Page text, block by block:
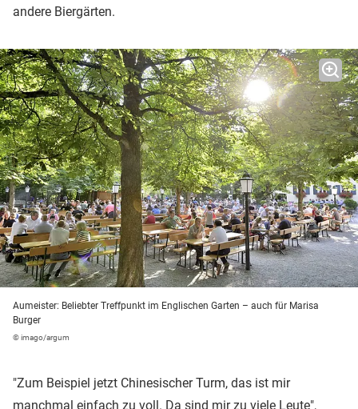
andere Biergärten.
Aumeister: Beliebter Treffpunkt im Englischen Garten – auch für Marisa
Burger
© imago/argum
"Zum Beispiel jetzt Chinesischer Turm, das ist mir
manchmal einfach zu voll. Da sind mir zu viele Leute",